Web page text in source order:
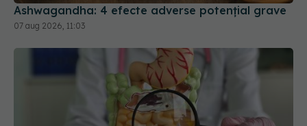
Ashwagandha: 4 efecte adverse potențial grave
07 aug 2026, 11:03